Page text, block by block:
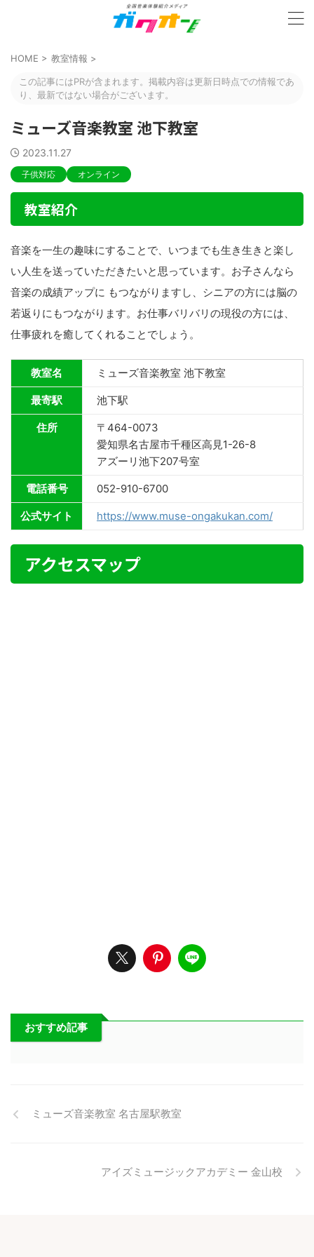
HOME > 教室情報 >
この記事にはPRが含まれます。掲載内容は更新日時点での情報であ
り、最新ではない場合がございます。
ミューズ音楽教室 池下教室
2023.11.27
子供対応 オンライン
教室紹介
音楽を一生の趣味にすることで、いつまでも生き生きと楽し
い人生を送っていただきたいと思っています。お子さんなら
音楽の成績アップに もつながりますし、シニアの方には脳の
若返りにもつながります。お仕事バリバリの現役の方には、
仕事疲れを癒してくれることでしょう。
教室名 ミューズ音楽教室 池下教室
最寄駅 池下駅
住所
〒464-0073
愛知県名古屋市千種区高見1-26-8
アズーリ池下207号室
電話番号 052-910-6700
公式サイト https://www.muse-ongakukan.com/
アクセスマップ
おすすめ記事
ミューズ音楽教室 名古屋駅教室
アイズミュージックアカデミー 金山校